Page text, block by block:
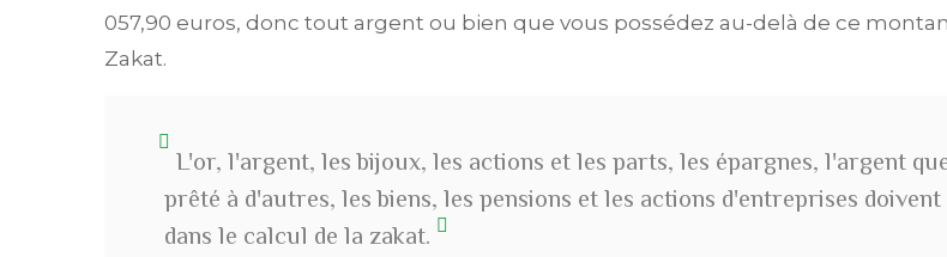
057,90 euros, donc tout argent ou bien que vous possédez au-delà de ce
Zakat.
L'or, l'argent, les bijoux, les actions et les parts, les épargnes, l'argent
prêté à d'autres, les biens, les pensions et les actions d'entreprises
dans le calcul de la zakat.